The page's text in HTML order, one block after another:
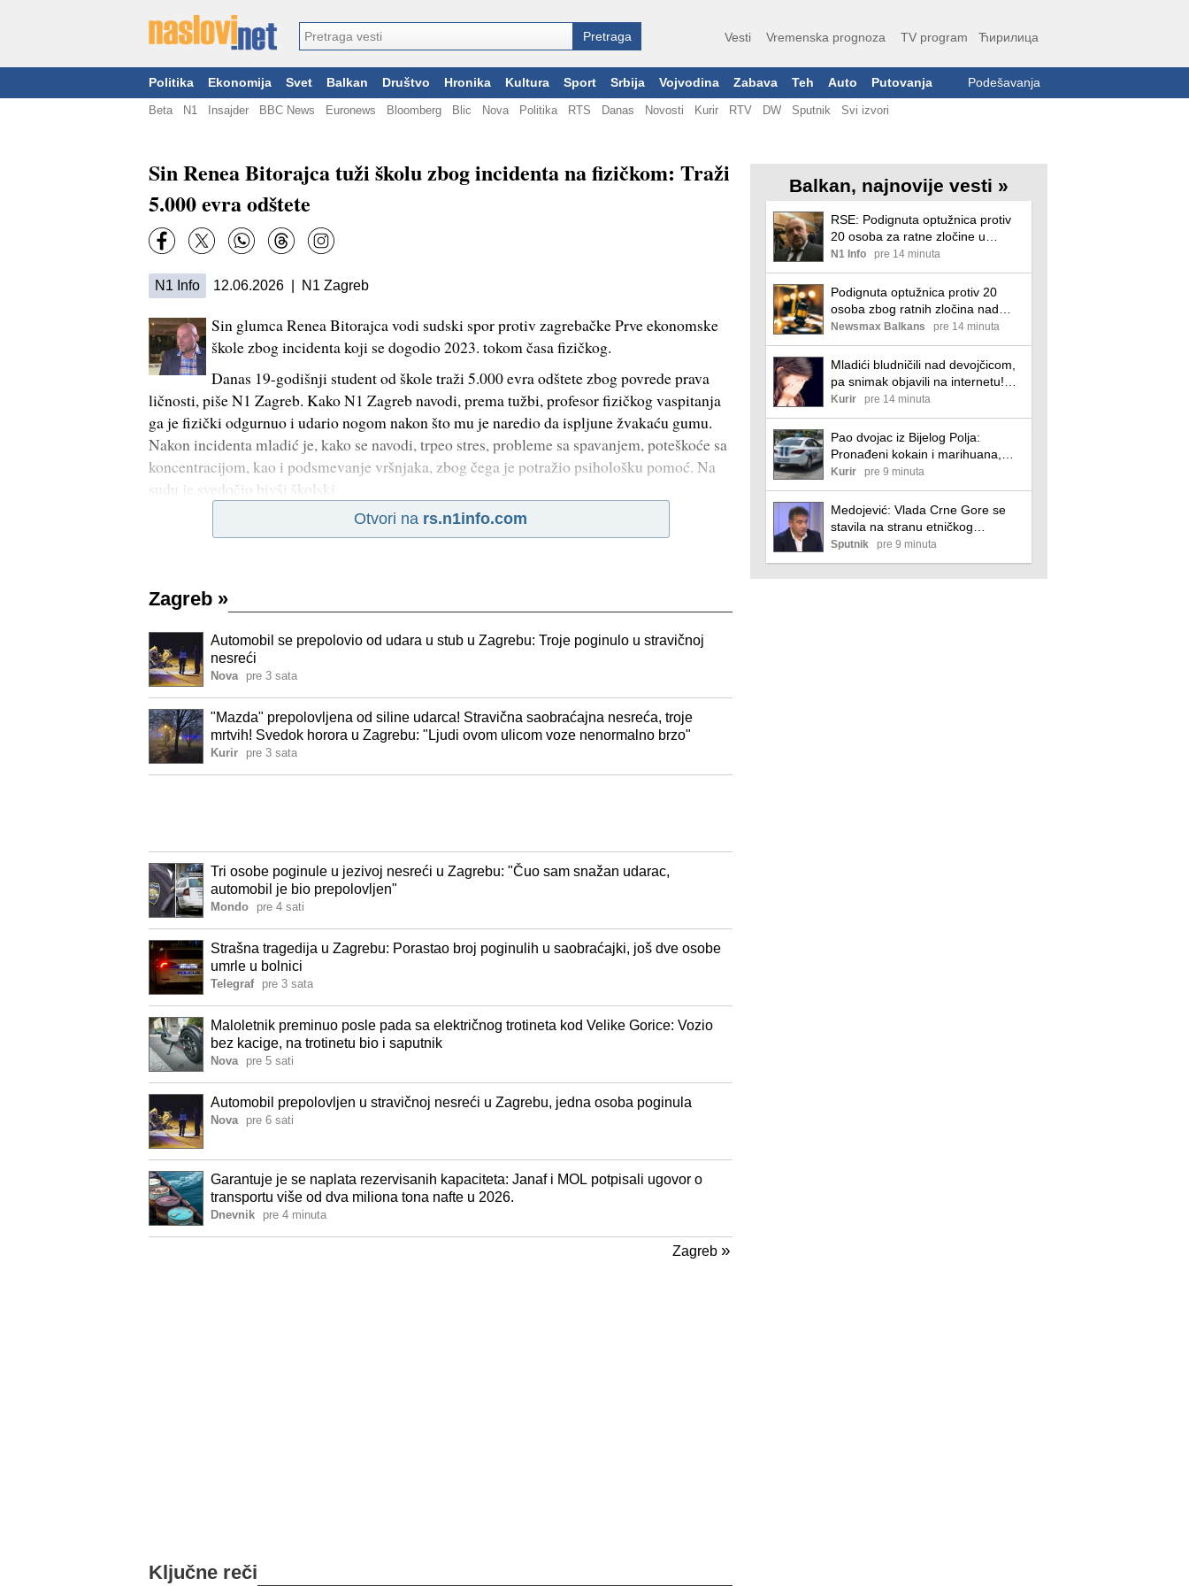
Vesti Vremenska prognoza TV program Ћирилица
Politika Ekonomija Svet Balkan Društvo Hronika Kultura Sport Srbija Vojvodina Zabava Teh Auto Putovanja Podešavanja
Beta N1 Insajder BBC News Euronews Bloomberg Blic Nova Politika RTS Danas Novosti Kurir RTV DW Sputnik Svi izvori
Sin Renea Bitorajca tuži školu zbog incidenta na fizičkom: Traži
5.000 evra odštete
N1 Info 12.06.2026 | N1 Zagreb
Sin glumca Renea Bitorajca vodi sudski spor protiv zagrebačke Prve ekonomske
škole zbog incidenta koji se dogodio 2023. tokom časa fizičkog.
Danas 19-godišnji student od škole traži 5.000 evra odštete zbog povrede prava
ličnosti, piše N1 Zagreb. Kako N1 Zagreb navodi, prema tužbi, profesor fizičkog vaspitanja
ga je fizički odgurnuo i udario nogom nakon što mu je naredio da ispljune žvakaću gumu.
Nakon incidenta mladić je, kako se navodi, trpeo stres, probleme sa spavanjem, poteškoće sa
koncentracijom, kao i podsmevanje vršnjaka, zbog čega je potražio psihološku pomoć. Na
sudu je svedočio bivši školski
Otvori na rs.n1info.com
Zagreb »
Automobil se prepolovio od udara u stub u Zagrebu: Troje poginulo u stravičnoj
nesreći
Nova pre 3 sata
"Mazda" prepolovljena od siline udarca! Stravična saobraćajna nesreća, troje
mrtvih! Svedok horora u Zagrebu: "Ljudi ovom ulicom voze nenormalno brzo"
Kurir pre 3 sata
Tri osobe poginule u jezivoj nesreći u Zagrebu: "Čuo sam snažan udarac,
automobil je bio prepolovljen"
Mondo pre 4 sati
Strašna tragedija u Zagrebu: Porastao broj poginulih u saobraćajki, još dve osobe
umrle u bolnici
Telegraf pre 3 sata
Maloletnik preminuo posle pada sa električnog trotineta kod Velike Gorice: Vozio
bez kacige, na trotinetu bio i saputnik
Nova pre 5 sati
Automobil prepolovljen u stravičnoj nesreći u Zagrebu, jedna osoba poginula
Nova pre 6 sati
Garantuje je se naplata rezervisanih kapaciteta: Janaf i MOL potpisali ugovor o
transportu više od dva miliona tona nafte u 2026.
Dnevnik pre 4 minuta
Zagreb »
Ključne reči
Balkan, najnovije vesti »
RSE: Podignuta optužnica protiv
20 osoba za ratne zločine u
Đakovici, među njima i Radoičić
N1 Info pre 14 minuta
Podignuta optužnica protiv 20
osoba zbog ratnih zločina nad
civilima u Đakovici tokom 1998. i
1999. godine
Newsmax Balkans pre 14 minuta
Mladići bludničili nad devojčicom,
pa snimak objavili na internetu!
"Otac te gleda u lajvu, gleda te
više ljudi nego ikada", govorili joj
jezive stvari!
Kurir pre 14 minuta
Pao dvojac iz Bijelog Polja:
Pronađeni kokain i marihuana,
sumnja se da su davali drogu
drugima
Kurir pre 9 minuta
Medojević: Vlada Crne Gore se
stavila na stranu etničkog
čišćenja, zločina i zločinaca
Sputnik pre 9 minuta